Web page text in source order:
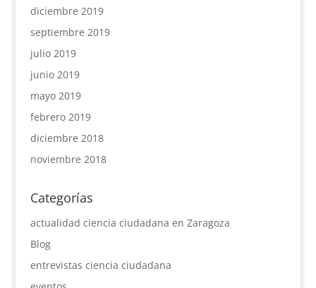
diciembre 2019
septiembre 2019
julio 2019
junio 2019
mayo 2019
febrero 2019
diciembre 2018
noviembre 2018
Categorías
actualidad ciencia ciudadana en Zaragoza
Blog
entrevistas ciencia ciudadana